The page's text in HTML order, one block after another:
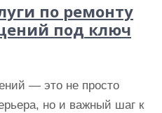
по ремонту
под ключ
— это не просто
но и важный шаг к